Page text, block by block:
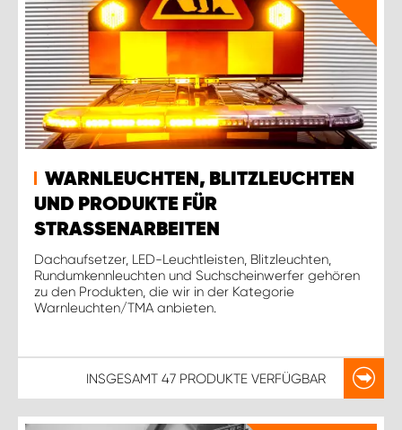
WARNLEUCHTEN, BLITZLEUCHTEN
UND PRODUKTE FÜR
STRASSENARBEITEN
Dachaufsetzer, LED-Leuchtleisten, Blitzleuchten,
Rundumkennleuchten und Suchscheinwerfer gehören
zu den Produkten, die wir in der Kategorie
Warnleuchten/TMA anbieten.
INSGESAMT 47 PRODUKTE VERFÜGBAR